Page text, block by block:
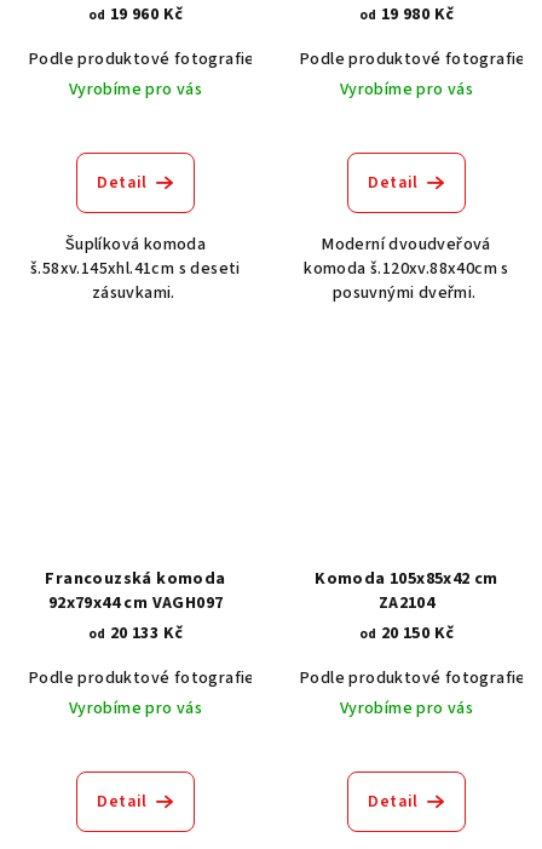
od 19 960 Kč
Podle produktové fotografie
Akát vintage BT1551
Dub světlý
Vyrobíme pro vás
Detail
Šuplíková komoda
š.58xv.145xhl.41cm s deseti
zásuvkami.
od 19 980 Kč
Podle produktové fotografie
Vyrobíme pro vás
Detail
Moderní dvoudveřová
komoda š.120xv.88x40cm s
posuvnými dveřmi.
Francouzská komoda
92x79x44 cm VAGH097
od 20 133 Kč
Podle produktové fotografie
Akát vintage BT1551
Dub světlý
Vyrobíme pro vás
Detail
Komoda 105x85x42 cm
ZA2104
od 20 150 Kč
Podle produktové fotografie
Vyrobíme pro vás
Detail